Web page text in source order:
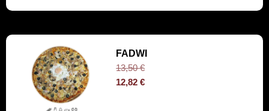
FADWI
13,50€
12,82€